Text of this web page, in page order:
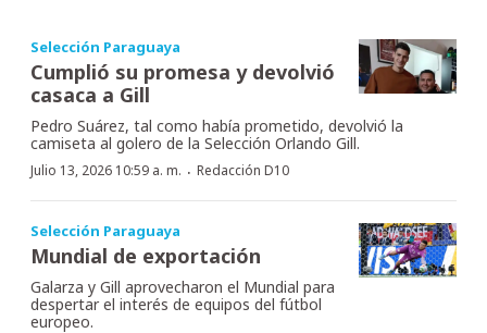
Selección Paraguaya
Cumplió su promesa y devolvió
casaca a Gill
Pedro Suárez, tal como había prometido, devolvió la
camiseta al golero de la Selección Orlando Gill.
Julio 13, 2026 10:59 a. m. · Redacción D10
Selección Paraguaya
Mundial de exportación
Galarza y Gill aprovecharon el Mundial para
despertar el interés de equipos del fútbol
europeo.